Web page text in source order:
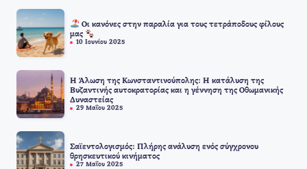
Οι κανόνες στην παραλία για τους τετράποδους φίλους
μας
10 Ιουνίου 2025
Η Άλωση της Κωνσταντινούπολης: Η κατάλυση της
Βυζαντινής αυτοκρατορίας και η γέννηση της Οθωμανικής
Δυναστείας
29 Μαΐου 2025
Σαϊεντολογισμός: Πλήρης ανάλυση ενός σύγχρονου
θρησκευτικού κινήματος
27 Μαΐου 2025